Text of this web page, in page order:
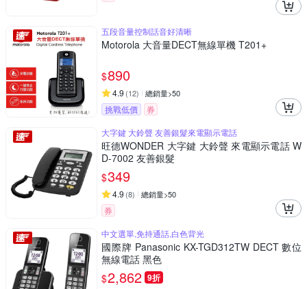
五段音量控制話音好清晰
Motorola 大音量DECT無線單機 T201+
$890
4.9 (12) 總銷量>50
挑戰低價
券
大字鍵 大鈴聲 友善銀髮來電顯示電話
旺德WONDER 大字鍵 大鈴聲 來電顯示電話 W
D-7002 友善銀髮
$349
4.9 (8) 總銷量>50
券
中文選單,免持通話,白色背光
國際牌 Panasonic KX-TGD312TW DECT 數位
無線電話 黑色
$2,862 9折